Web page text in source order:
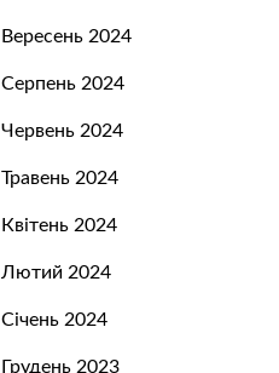
Вересень 2024
Серпень 2024
Червень 2024
Травень 2024
Квітень 2024
Лютий 2024
Січень 2024
Грудень 2023